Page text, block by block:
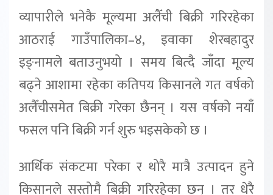
व्यापारीले भनेकै मूल्यमा अलैँची बिक्री गरिरहेका
आठराई गाउँपालिका–४, इवाका शेरबहादुर
इङ्नामले बताउनुभयो । समय बित्दै जाँदा मूल्य
बढ्ने आशामा रहेका कतिपय किसानले गत वर्षको
अलैँचीसमेत बिक्री गरेका छैनन् । यस वर्षको नयाँ
फसल पनि बिक्री गर्न शुरु भइसकेको छ ।
आर्थिक संकटमा परेका र थोरै मात्रै उत्पादन हुने
किसानले सस्तोमै बिक्री गरिरहेका छन् । तर धेरै